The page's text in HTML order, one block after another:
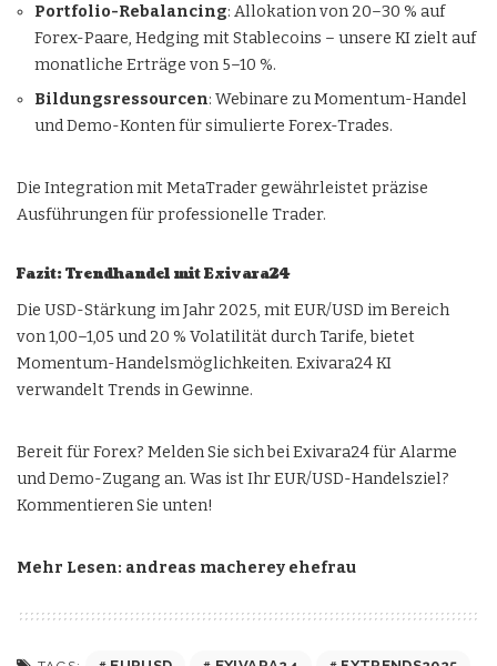
Portfolio-Rebalancing: Allokation von 20–30 % auf
Forex-Paare, Hedging mit Stablecoins – unsere KI zielt auf
monatliche Erträge von 5–10 %.
Bildungsressourcen: Webinare zu Momentum-Handel
und Demo-Konten für simulierte Forex-Trades.
Die Integration mit MetaTrader gewährleistet präzise
Ausführungen für professionelle Trader.
Fazit: Trendhandel mit Exivara24
Die USD-Stärkung im Jahr 2025, mit EUR/USD im Bereich
von 1,00–1,05 und 20 % Volatilität durch Tarife, bietet
Momentum-Handelsmöglichkeiten. Exivara24 KI
verwandelt Trends in Gewinne.
Bereit für Forex? Melden Sie sich bei Exivara24 für Alarme
und Demo-Zugang an. Was ist Ihr EUR/USD-Handelsziel?
Kommentieren Sie unten!
Mehr Lesen: andreas macherey ehefrau